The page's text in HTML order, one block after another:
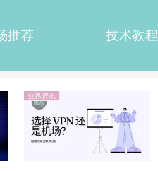
推荐 技术教程
业界资讯